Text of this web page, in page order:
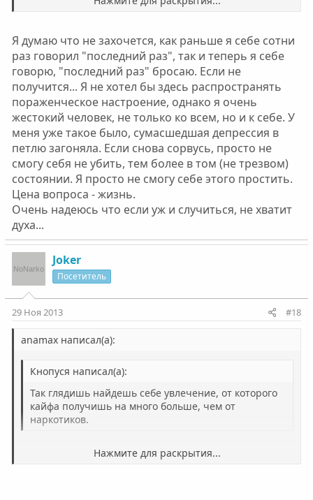
Найдёшь увлечение, начнёшь получать от него кайф, а
Я думаю что не захочется, как раньше я себе сотни
раз говорил "последний раз", так и теперь я себе
говорю, "последний раз" бросаю. Если не
получится... Я не хотел бы здесь распространять
пораженческое настроение, однако я очень
жестокий человек, не только ко всем, но и к себе. У
меня уже такое было, сумасшедшая депрессия в
петлю загоняла. Если снова сорвусь, просто не
смогу себя не убить, тем более в том (не трезвом)
состоянии. Я просто не смогу себе этого простить.
Цена вопроса - жизнь.
Очень надеюсь что если уж и случиться, не хватит
духа...
Joker
Посетитель
29 Ноя 2013 #18
anamax написал(а):
Кнопуся написал(а):
Так глядишь найдешь себе увлечение, от которого
кайфа получишь на много больше, чем от
наркотиков.
Думаю, после семи лет кайфа от веществ не больше,
Нажмите для раскрытия...